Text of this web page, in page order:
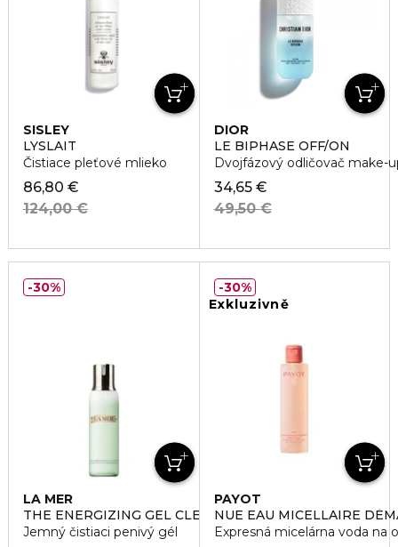
SISLEY
LYSLAIT
Čistiace pleťové mlieko
86,80 €
124,00 €
DIOR
LE BIPHASE OFF/ON
Dvojfázový odličovač make-
34,65 €
49,50 €
LA MER
THE ENERGIZING GEL CLEANSER
Jemný čistiaci penivý gél
30%
Exkluzivně
PAYOT
NUE EAU MICELLAIRE
Expresná micelárna voda
30%